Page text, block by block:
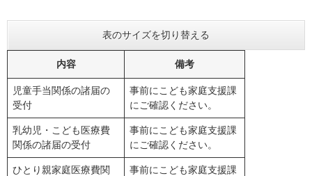
表のサイズを切り替える
内容 備考
児童手当関係の諸届の
受付
事前にこども家庭支援課
にご確認ください。
乳幼児・こども医療費
関係の諸届の受付
事前にこども家庭支援課
にご確認ください。
ひとり親家庭医療費関
事前にこども家庭支援課